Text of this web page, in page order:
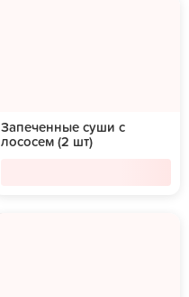
Запеченные суши с
лососем (2 шт)